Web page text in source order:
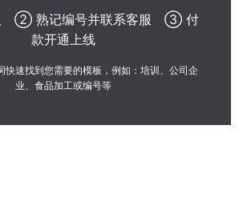
② 熟记编号并联系客服 ③ 付
款开通上线
快速找到您需要的模板，例如：培训、公司企
业、食品加工或编号等